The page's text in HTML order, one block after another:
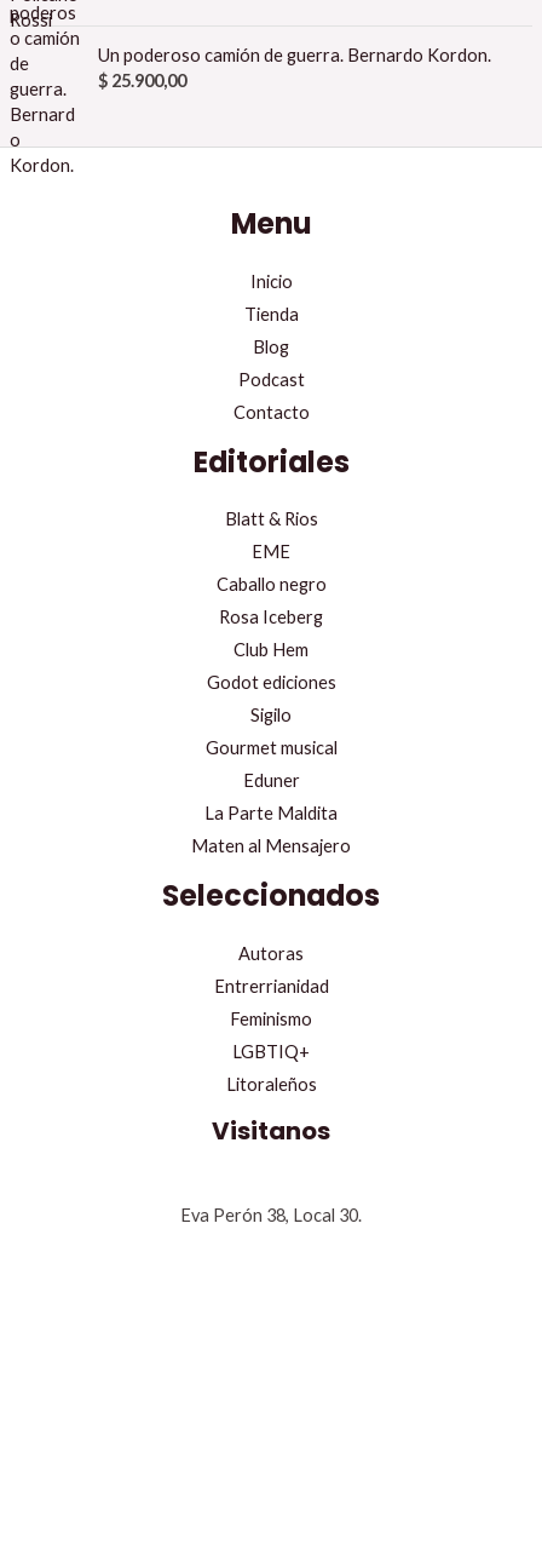
Un poderoso camión de guerra. Bernardo Kordon.
$25.900,00
Menu
Inicio
Tienda
Blog
Podcast
Contacto
Editoriales
Blatt & Rios
EME
Caballo negro
Rosa Iceberg
Club Hem
Godot ediciones
Sigilo
Gourmet musical
Eduner
La Parte Maldita
Maten al Mensajero
Seleccionados
Autoras
Entrerrianidad
Feminismo
LGBTIQ+
Litoraleños
Visitanos
Eva Perón 38, Local 30.